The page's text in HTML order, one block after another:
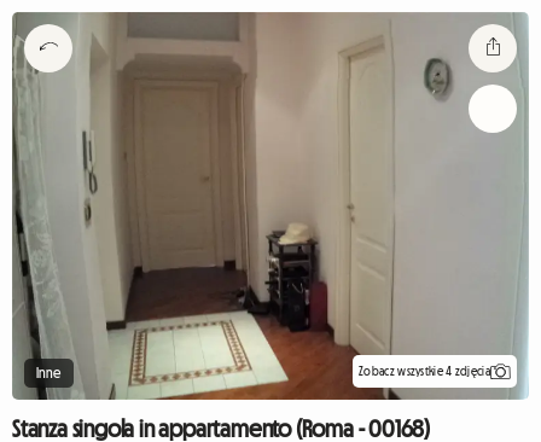
Inne Zobacz wszystkie 4 zdjęcia
Stanza singola in appartamento (Roma - 00168)